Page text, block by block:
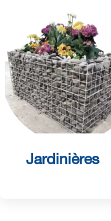
Jardinières